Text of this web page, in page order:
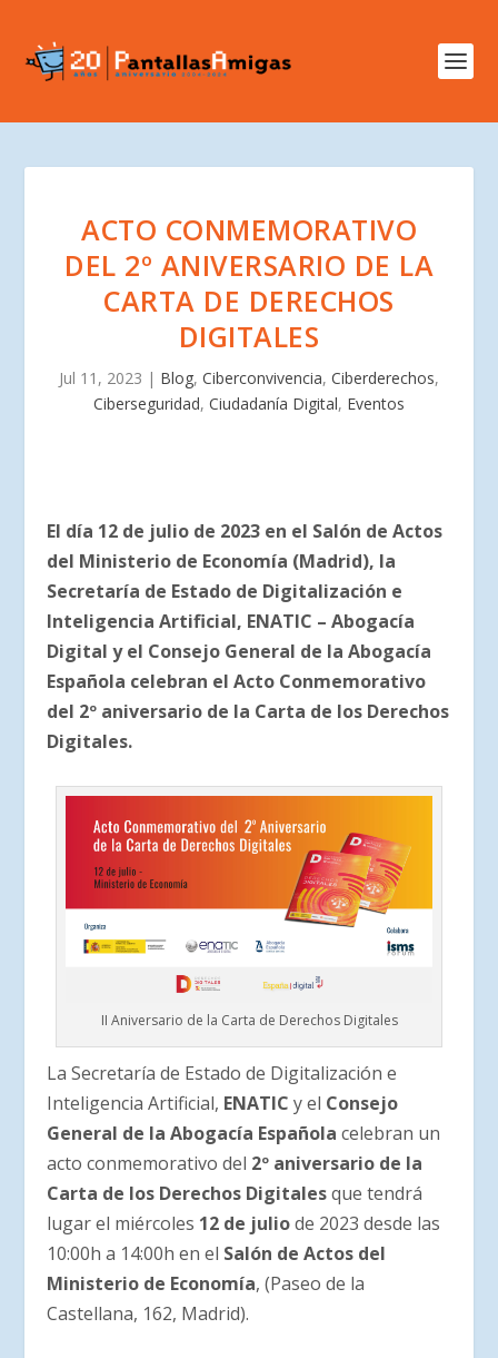
ACTO CONMEMORATIVO
DEL 2º ANIVERSARIO DE LA
CARTA DE DERECHOS
DIGITALES
Jul 11, 2023 | Blog, Ciberconvivencia, Ciberderechos,
Ciberseguridad, Ciudadanía Digital, Eventos
El día 12 de julio de 2023 en el Salón de Actos
del Ministerio de Economía (Madrid), la
Secretaría de Estado de Digitalización e
Inteligencia Artificial, ENATIC – Abogacía
Digital y el Consejo General de la Abogacía
Española celebran el Acto Conmemorativo
del 2º aniversario de la Carta de los Derechos
Digitales.
II Aniversario de la Carta de Derechos Digitales
La Secretaría de Estado de Digitalización e
Inteligencia Artificial, ENATIC y el Consejo
General de la Abogacía Española celebran un
acto conmemorativo del 2º aniversario de la
Carta de los Derechos Digitalesque tendrá
lugar el miércoles 12 de juliode 2023 desde las
10:00h a 14:00h en el Salón de Actos del
Ministerio de Economía, (Paseo de la
Castellana, 162, Madrid).